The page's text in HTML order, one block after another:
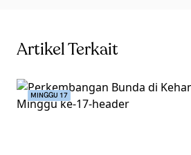
Artikel Terkait
MINGGU 17